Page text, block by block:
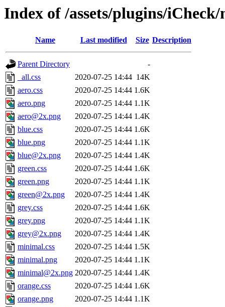
Index of /assets/plugins/
Name Last modified Size Description
Parent Directory
-
_all.css
2020-07-25 14:44 14K
aero.css
2020-07-25 14:44 1.6K
aero.png
2020-07-25 14:44 1.1K
aero@2x.png
2020-07-25 14:44 1.4K
blue.css
2020-07-25 14:44 1.6K
blue.png
2020-07-25 14:44 1.1K
blue@2x.png
2020-07-25 14:44 1.4K
green.css
2020-07-25 14:44 1.6K
green.png
2020-07-25 14:44 1.1K
green@2x.png
2020-07-25 14:44 1.4K
grey.css
2020-07-25 14:44 1.6K
grey.png
2020-07-25 14:44 1.1K
grey@2x.png
2020-07-25 14:44 1.4K
minimal.css
2020-07-25 14:44 1.5K
minimal.png
2020-07-25 14:44 1.1K
minimal@2x.png 2020-07-25 14:44 1.4K
orange.css
2020-07-25 14:44 1.6K
orange.png
2020-07-25 14:44 1.1K